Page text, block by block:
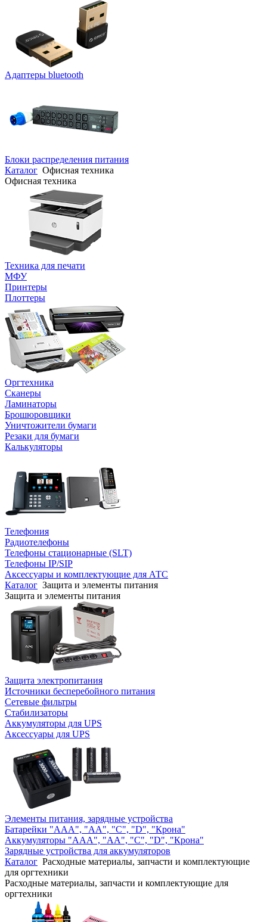
Адаптеры bluetooth
Блоки распределения питания
Каталог Офисная техника
Офисная техника
Техника для печати
МФУ
Принтеры
Плоттеры
Оргтехника
Сканеры
Ламинаторы
Брошюровщики
Уничтожители бумаги
Резаки для бумаги
Калькуляторы
Телефония
Радиотелефоны
Телефоны стационарные (SLT)
Телефоны IP/SIP
Аксессуары и комплектующие для АТС
Каталог Защита и элементы питания
Защита и элементы питания
Защита электропитания
Источники бесперебойного питания
Сетевые фильтры
Стабилизаторы
Аккумуляторы для UPS
Аксессуары для UPS
Элементы питания, зарядные устройства
Батарейки "AAA", "AA", "C", "D", "Крона"
Аккумуляторы "AAA", "AA", "C", "D", "Крона"
Зарядные устройства для аккумуляторов
Каталог Расходные материалы, запчасти и комплектующие
для оргтехники
Расходные материалы, запчасти и комплектующие для
оргтехники